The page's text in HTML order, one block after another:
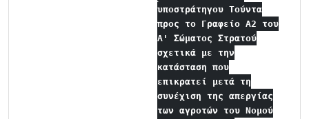
υποστράτηγου Τούντα
προς το Γραφείο Α2 του
Α' Σώματος Στρατού
σχετικά με την
κατάσταση που
επικρατεί μετά τη
συνέχιση της απεργίας
των αγροτών του Νομού